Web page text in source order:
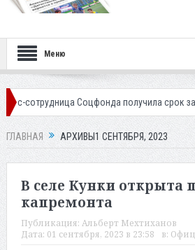
Меню
получила срок за обман клиентов
ГЛАВНАЯ АРХИВЫ1 СЕНТЯБРЯ, 2023
В селе Кунки открыта
капремонта
Публикация: Альберт Мехтиханов
Дата: 01 сентября, 2023 в 23:58 в: